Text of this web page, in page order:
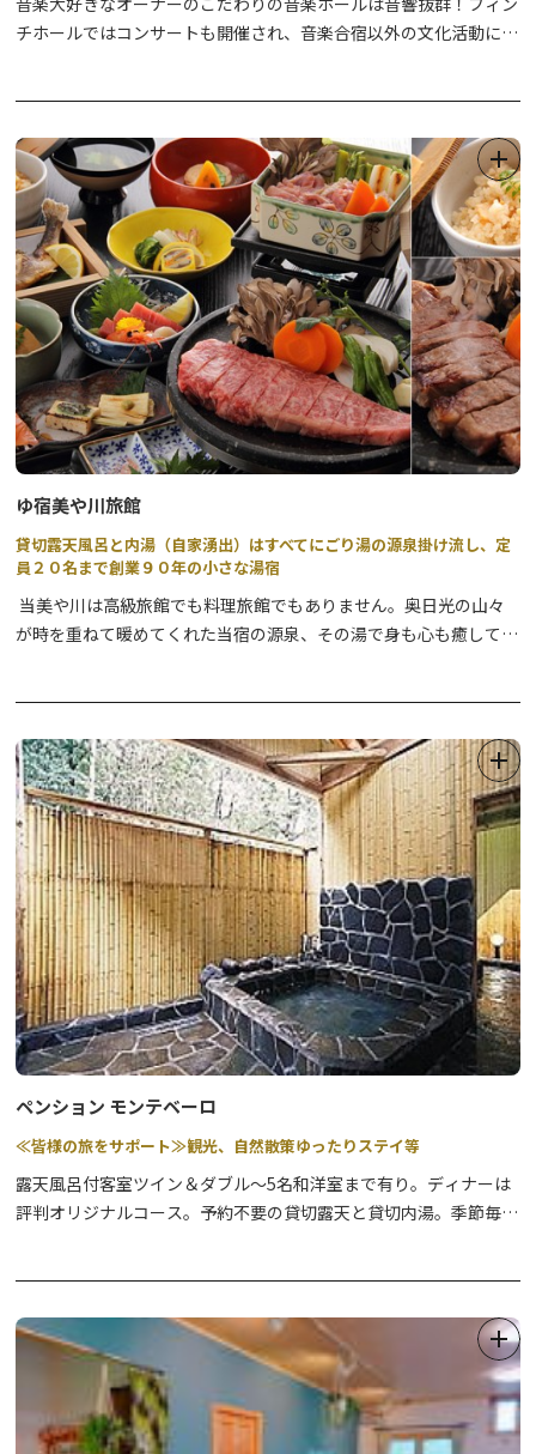
チホールではコンサートも開催され、音楽合宿以外の文化活動にも
ゆ宿美や川旅館
貸切露天風呂と内湯（自家湧出）はすべてにごり湯の源泉掛け流し、定
員２０名まで創業９０年の小さな湯宿
当美や川は高級旅館でも料理旅館でもありません。奥日光の山々
が時を重ねて暖めてくれた当宿の源泉、その湯で身も心も癒してい
ペンション モンテベーロ
≪皆様の旅をサポート≫観光、自然散策ゆったりステイ等
露天風呂付客室ツイン＆ダブル～5名和洋室まで有り。ディナーは
評判オリジナルコース。予約不要の貸切露天と貸切内湯。季節毎の